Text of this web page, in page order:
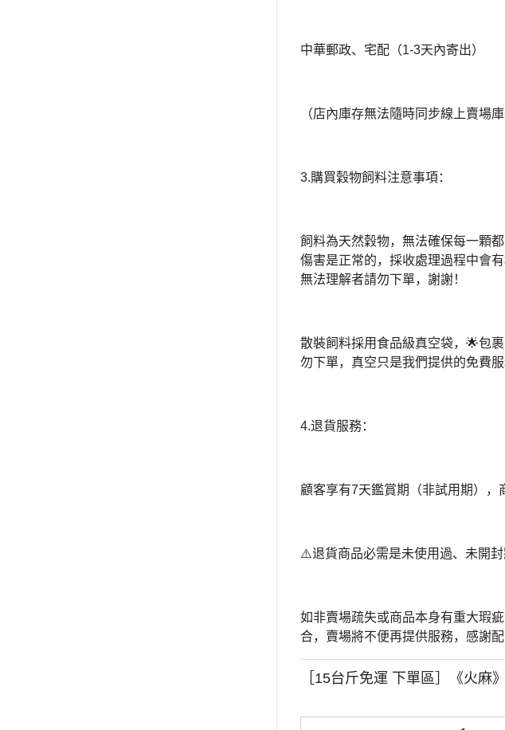
中華郵政、宅配（1-3天內寄出）
（店內庫存無法隨時同步線上賣場
3.購買穀物飼料注意事項：
飼料為天然穀物，無法確保每一顆
傷害是正常的，採收處理過程中會
無法理解者請勿下單，謝謝！
散裝飼料採用食品級真空袋，🌟包
勿下單，真空只是我們提供的免費
4.退貨服務：
顧客享有7天鑑賞期（非試用期），
⚠️退貨商品必需是未使用過、未開
如非賣場疏失或商品本身有重大瑕
合，賣場將不便再提供服務，感謝配
［15台斤免運 下單區］《火麻》